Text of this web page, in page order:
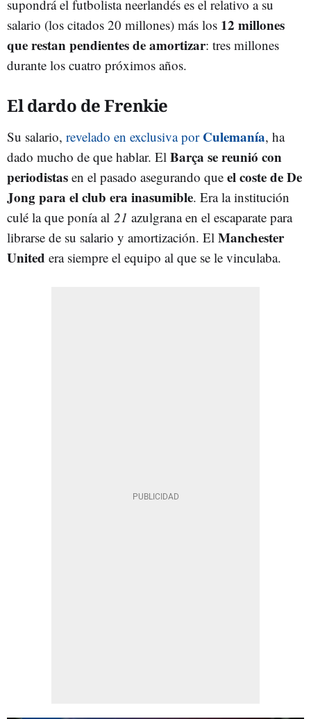
supondrá el futbolista neerlandés es el relativo a su
salario (los citados 20 millones) más los 12 millones
que restan pendientes de amortizar: tres millones
durante los cuatro próximos años.
El dardo de Frenkie
Su salario, revelado en exclusiva por Culemanía, ha
dado mucho de que hablar. El Barça se reunió con
periodistas en el pasado asegurando que el coste de De
Jong para el club era inasumible. Era la institución
culé la que ponía al 21 azulgrana en el escaparate para
librarse de su salario y amortización. El Manchester
United era siempre el equipo al que se le vinculaba.